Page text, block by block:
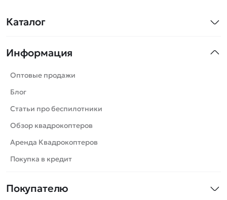
Каталог
Машинки
Танки
Вертолеты
Катера
Роботы
Самолеты
Сборные модели
Спецтехника
Информация
Оптовые продажи
Блог
Статьи про беспилотники
Обзор квадрокоптеров
Аренда Квадрокоптеров
Покупка в кредит
Покупателю